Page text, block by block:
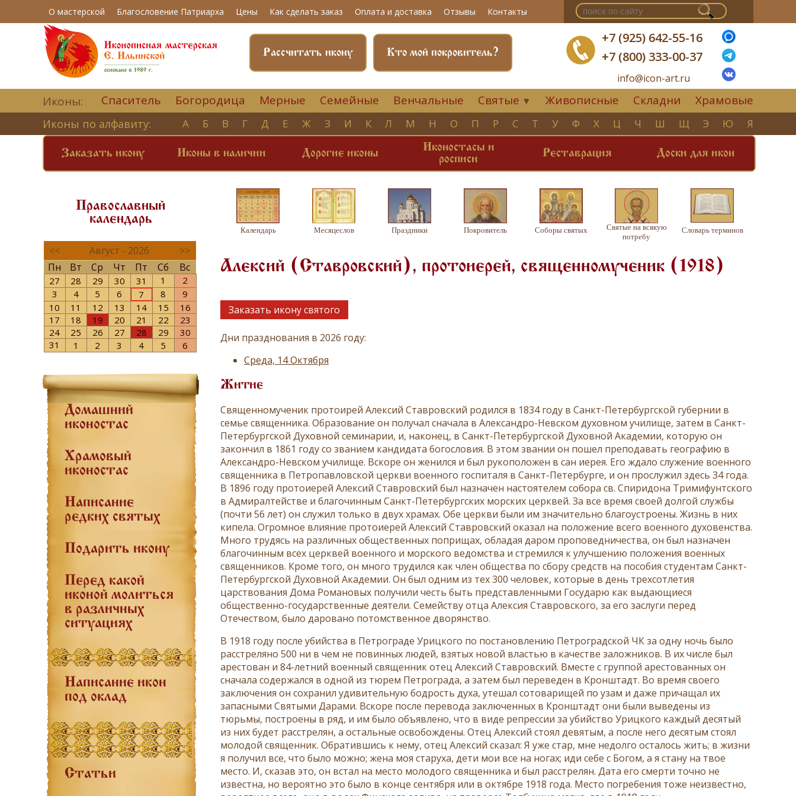
О мастерской Благословение Патриарха Цены Как сделать заказ Оплата и доставка Отзывы Контакты
+7 (925) 642-55-16
+7 (800) 333-00-37
info@icon-art.ru
Кто мой покровитель?
Рассчитать икону
Иконы: Спаситель Богородица Мерные Семейные Венчальные Святые ▼ Живописные Складни Храмовые
Иконы по алфавиту: А Б В Г Д Е Ж З И К Л М Н О П Р С Т У Ф Х Ц Ч Ш Щ Э Ю Я
Заказать икону Иконы в наличии Дорогие иконы
Иконостасы и
росписи
Реставрация Доски для икон
Православный
календарь
<< Август - 2026
>>
Пн
Вт Ср Чт Пт Сб Вс
27 28 29 30 31 1
2
3
4 5 6 7 8
9
10
11 12 13 14 15
16
17
18 19 20 21 22
23
24
25 26 27 28 29
30
31
1 2 3 4 5 6
Домашний
иконостас
Храмовый
иконостас
Написание
редких святых
Подарить икону
Перед какой
иконой молиться
в различных
ситуациях
Написание икон
под оклад
Статьи
Календарь Месяцеслов Праздники Покровитель Соборы святых
Святые на всякую
потребу
Словарь терминов
Алексий (Ставровский), протоиерей, священномученик (1918)
Заказать икону святого
Дни празднования в 2026 году:
Среда, 14 Октября
Житие
Священномученик протоирей Алексий Ставровский родился в 1834 году в Санкт-Петербургской губернии в
семье священника. Образование он получал сначала в Александро-Невском духовном училище, затем в Санкт-
Петербургской Духовной семинарии, и, наконец, в Санкт-Петербургской Духовной Академии, которую он
закончил в 1861 году со званием кандидата богословия. В этом звании он пошел преподавать географию в
Александро-Невском училище. Вскоре он женился и был рукоположен в сан иерея. Его ждало служение военного
священника в Петропавловской церкви военного госпиталя в Санкт-Петербурге, и он прослужил здесь 34 года.
В 1896 году протоиерей Алексий Ставровский был назначен настоятелем собора св. Спиридона Тримифунтского
в Адмиралтействе и благочинным Санкт-Петербургских морских церквей. За все время своей долгой службы
(почти 56 лет) он служил только в двух храмах. Обе церкви были им значительно благоустроены. Жизнь в них
кипела. Огромное влияние протоиерей Алексий Ставровский оказал на положение всего военного духовенства.
Много трудясь на различных общественных поприщах, обладая даром проповедничества, он был назначен
благочинным всех церквей военного и морского ведомства и стремился к улучшению положения военных
священников. Кроме того, он много трудился как член общества по сбору средств на пособия студентам Санкт-
Петербургской Духовной Академии. Он был одним из тех 300 человек, которые в день трехсотлетия
царствования Дома Романовых получили честь быть представленными Государю как выдающиеся
общественно-государственные деятели. Семейству отца Алексия Ставровского, за его заслуги перед
Отечеством, было даровано потомственное дворянство.
В 1918 году после убийства в Петрограде Урицкого по постановлению Петроградской ЧК за одну ночь было
расстреляно 500 ни в чем не повинных людей, взятых новой властью в качестве заложников. В их числе был
арестован и 84-летний военный священник отец Алексий Ставровский. Вместе с группой арестованных он
сначала содержался в одной из тюрем Петрограда, а затем был переведен в Кронштадт. Во время своего
заключения он сохранил удивительную бодрость духа, утешал сотоварищей по узам и даже причащал их
запасными Святыми Дарами. Вскоре после перевода заключенных в Кронштадт они были выведены из
тюрьмы, построены в ряд, и им было объявлено, что в виде репрессии за убийство Урицкого каждый десятый
из них будет расстрелян, а остальные освобождены. Отец Алексий стоял девятым, а после него десятым стоял
молодой священник. Обратившись к нему, отец Алексий сказал: Я уже стар, мне недолго осталось жить; в жизни
я получил все, что было можно; жена моя старуха, дети мои все на ногах; иди себе с Богом, а я стану на твое
место. И, сказав это, он встал на место молодого священника и был расстрелян. Дата его смерти точно не
известна, но вероятно это было в конце сентября или в октябре 1918 года. Место погребения тоже неизвестно,